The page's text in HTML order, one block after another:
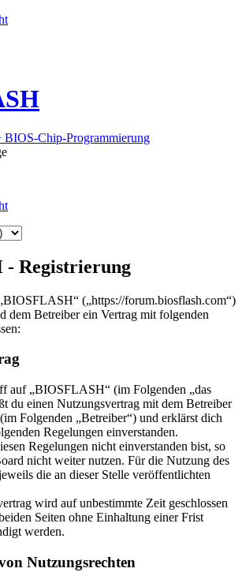
Chip-Programmierung
- Registrierung
(„https://forum.biosflash.com“)
dem Betreiber ein Vertrag mit folgenden
auf „BIOSFLASH“ (im Folgenden „das
du einen Nutzungsvertrag mit dem Betreiber
Folgenden „Betreiber“) und erklärst dich
Regelungen einverstanden.
Regelungen nicht einverstanden bist, so
nicht weiter nutzen. Für die Nutzung des
die an dieser Stelle veröffentlichten
wird auf unbestimmte Zeit geschlossen
Seiten ohne Einhaltung einer Frist
werden.
Nutzungsrechten